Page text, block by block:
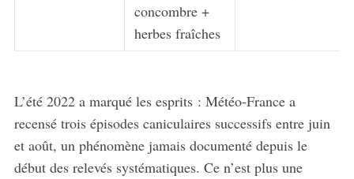
concombre +
herbes fraîches
L’été 2022 a marqué les esprits : Météo-France a
recensé trois épisodes caniculaires successifs entre juin
et août, un phénomène jamais documenté depuis le
début des relevés systématiques. Ce n’est plus une